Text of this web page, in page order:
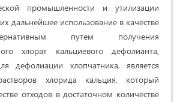
промышленности и утилизации
дальнейшее использование в качестве
путем получения
хлорат кальциевого дефолианта,
дефолиации хлопчатника, является
хлорида кальция, который
отходов в достаточном количестве